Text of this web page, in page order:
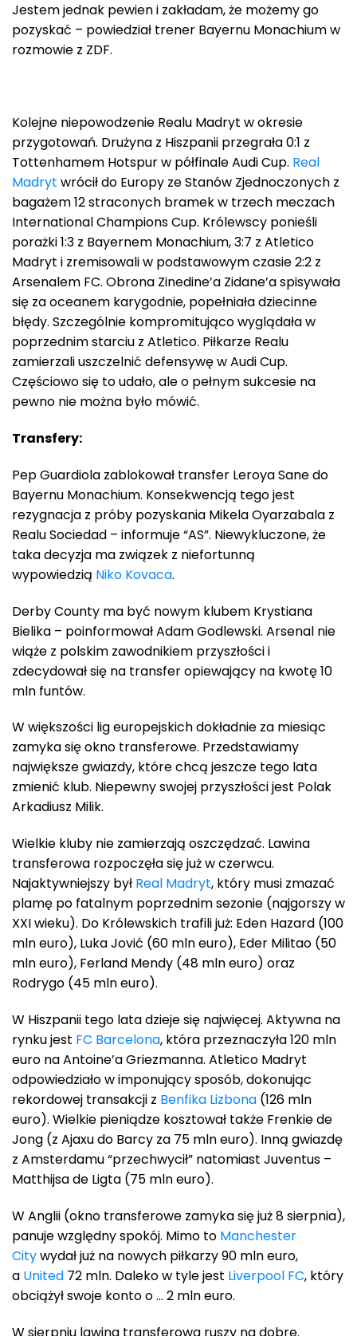
Jestem jednak pewien i zakładam, że możemy go
pozyskać – powiedział trener Bayernu Monachium w
rozmowie z ZDF.
Kolejne niepowodzenie Realu Madryt w okresie
przygotowań. Drużyna z Hiszpanii przegrała 0:1 z
Tottenhamem Hotspur w półfinale Audi Cup. Real
Madryt wrócił do Europy ze Stanów Zjednoczonych z
bagażem 12 straconych bramek w trzech meczach
International Champions Cup. Królewscy ponieśli
porażki 1:3 z Bayernem Monachium, 3:7 z Atletico
Madryt i zremisowali w podstawowym czasie 2:2 z
Arsenalem FC. Obrona Zinedine’a Zidane’a spisywała
się za oceanem karygodnie, popełniała dziecinne
błędy. Szczególnie kompromitująco wyglądała w
poprzednim starciu z Atletico. Piłkarze Realu
zamierzali uszczelnić defensywę w Audi Cup.
Częściowo się to udało, ale o pełnym sukcesie na
pewno nie można było mówić.
Transfery:
Pep Guardiola zablokował transfer Leroya Sane do
Bayernu Monachium. Konsekwencją tego jest
rezygnacja z próby pozyskania Mikela Oyarzabala z
Realu Sociedad – informuje “AS”. Niewykluczone, że
taka decyzja ma związek z niefortunną
wypowiedzią Niko Kovaca.
Derby County ma być nowym klubem Krystiana
Bielika – poinformował Adam Godlewski. Arsenal nie
wiąże z polskim zawodnikiem przyszłości i
zdecydował się na transfer opiewający na kwotę 10
mln funtów.
W większości lig europejskich dokładnie za miesiąc
zamyka się okno transferowe. Przedstawiamy
największe gwiazdy, które chcą jeszcze tego lata
zmienić klub. Niepewny swojej przyszłości jest Polak
Arkadiusz Milik.
Wielkie kluby nie zamierzają oszczędzać. Lawina
transferowa rozpoczęła się już w czerwcu.
Najaktywniejszy był Real Madryt, który musi zmazać
plamę po fatalnym poprzednim sezonie (najgorszy w
XXI wieku). Do Królewskich trafili już: Eden Hazard (100
mln euro), Luka Jović (60 mln euro), Eder Militao (50
mln euro), Ferland Mendy (48 mln euro) oraz
Rodrygo (45 mln euro).
W Hiszpanii tego lata dzieje się najwięcej. Aktywna na
rynku jest FC Barcelona, która przeznaczyła 120 mln
euro na Antoine’a Griezmanna. Atletico Madryt
odpowiedziało w imponujący sposób, dokonując
rekordowej transakcji z Benfika Lizbona (126 mln
euro). Wielkie pieniądze kosztował także Frenkie de
Jong (z Ajaxu do Barcy za 75 mln euro). Inną gwiazdę
z Amsterdamu “przechwycił” natomiast Juventus –
Matthijsa de Ligta (75 mln euro).
W Anglii (okno transferowe zamyka się już 8 sierpnia),
panuje względny spokój. Mimo to Manchester
Citywydał już na nowych piłkarzy 90 mln euro,
a United 72 mln. Daleko w tyle jest Liverpool FC, który
obciążył swoje konto o … 2 mln euro.
W sierpniu lawina transferowa ruszy na dobre.